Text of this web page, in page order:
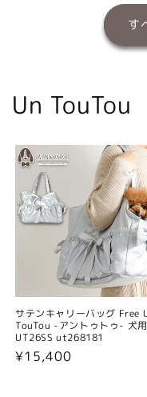
す
Un TouTou
サテンキャリーバッグ Free
TouTou -アントゥトゥ- 犬用
UT26SS ut268181
通
¥15,400